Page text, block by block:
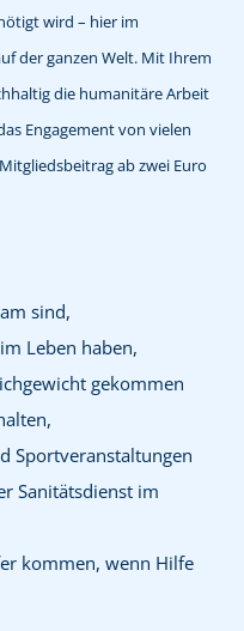
wird – hier im
der ganzen Welt. Mit Ihrem
die humanitäre Arbeit
Engagement von vielen
ab zwei Euro
sind,
Leben haben,
gekommen
Sportveranstaltungen
Sanitätsdienst im
kommen, wenn Hilfe